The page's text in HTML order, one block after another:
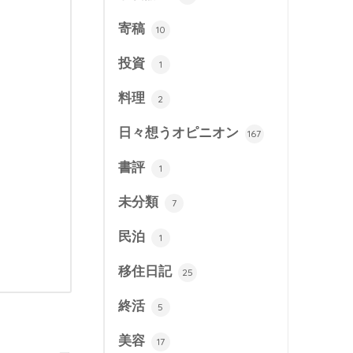
寄稿 10
投資 1
料理 2
日々想うオピニオン 167
書評 1
未分類 7
民泊 1
移住日記 25
終活 5
美容 17